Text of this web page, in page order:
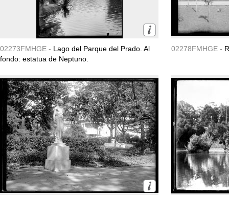
02273FMHGE - Lago del Parque del Prado. Al
fondo: estatua de Neptuno.
02278FMHGE -